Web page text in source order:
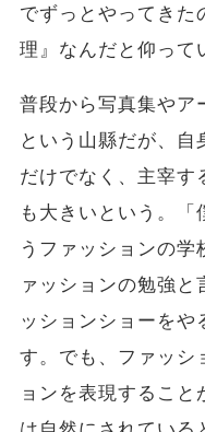
でずっとやってきた
理』なんだと仰って
普段から写真集やア
という山縣だが、
だけでなく、主宰す
も大きいという。
うファッションの学
ァッションの勉強
ッションショーを
す。でも、ファッシ
ョンを表現するこ